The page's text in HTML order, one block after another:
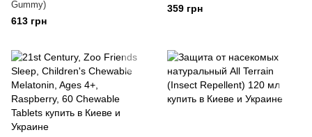
Gummy)
613 грн
359 грн